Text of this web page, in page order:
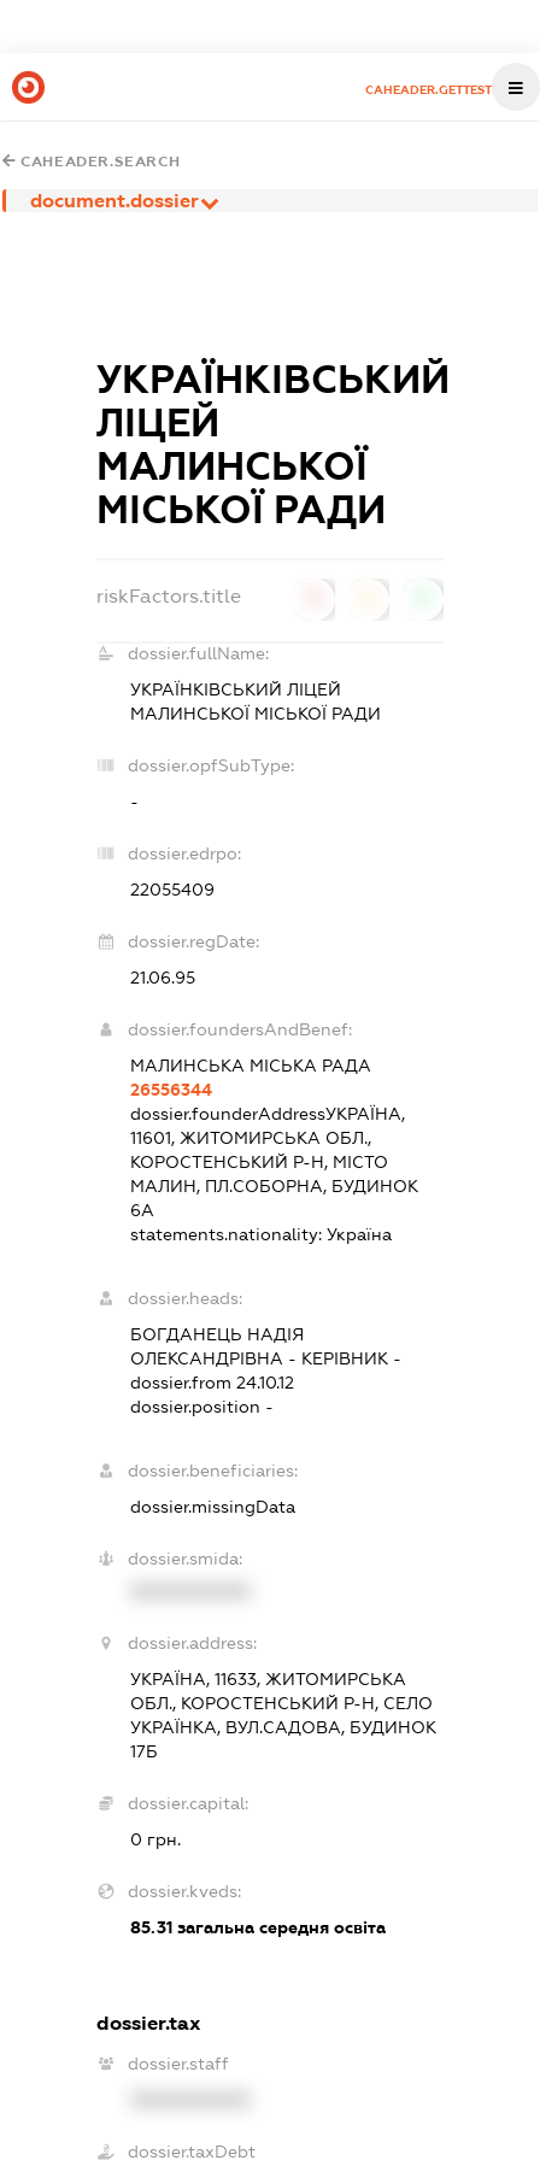
CAHEADER.GETTEST
CAHEADER.SEARCH
document.dossier
УКРАЇНКІВСЬКИЙ
ЛІЦЕЙ
МАЛИНСЬКОЇ
МІСЬКОЇ РАДИ
riskFactors.title
dossier.fullName:
УКРАЇНКІВСЬКИЙ ЛІЦЕЙ
МАЛИНСЬКОЇ МІСЬКОЇ РАДИ
dossier.opfSubType:
-
dossier.edrpo:
22055409
dossier.regDate:
21.06.95
dossier.foundersAndBenef:
МАЛИНСЬКА МІСЬКА РАДА
26556344
dossier.founderAddressУКРАЇНА,
11601, ЖИТОМИРСЬКА ОБЛ.,
КОРОСТЕНСЬКИЙ Р-Н, МІСТО
МАЛИН, ПЛ.СОБОРНА, БУДИНОК
6А
statements.nationality: Україна
dossier.heads:
БОГДАНЕЦЬ НАДІЯ
ОЛЕКСАНДРІВНА - КЕРІВНИК -
dossier.from 24.10.12
dossier.position -
dossier.beneficiaries:
dossier.missingData
dossier.smida:
dossier.address:
УКРАЇНА, 11633, ЖИТОМИРСЬКА
ОБЛ., КОРОСТЕНСЬКИЙ Р-Н, СЕЛО
УКРАЇНКА, ВУЛ.САДОВА, БУДИНОК
17Б
dossier.capital:
0 грн.
dossier.kveds:
85.31загальна середня освіта
dossier.tax
dossier.staff
dossier.taxDebt